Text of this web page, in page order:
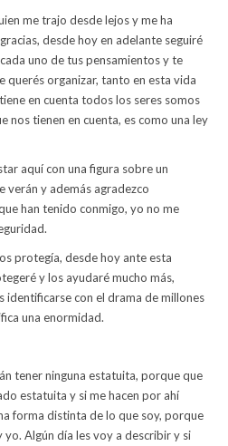
me trajo desde lejos y me ha
desde hoy en adelante seguiré
uno de tus pensamientos y te
querés organizar, tanto en esta vida
en cuenta todos los seres somos
nos tienen en cuenta, es como una ley
aquí con una figura sobre un
verán y además agradezco
han tenido conmigo, yo no me
protegía, desde hoy ante esta
y los ayudaré mucho más,
identificarse con el drama de millones
una enormidad.
tener ninguna estatuita, porque que
estatuita y si me hacen por ahí
forma distinta de lo que soy, porque
Algún día les voy a describir y si